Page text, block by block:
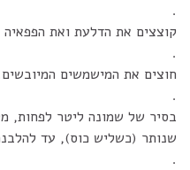
.
קוצצים את הדלעת ואת
.
חוצים את המישמשים
.
בסיר של שמונה ליטר לפחות,
שנותר (כשליש כוס), עד
.